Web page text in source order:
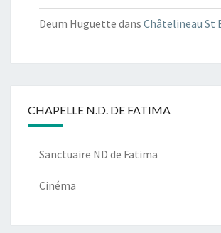
Deum Huguette dans Châtelineau St
CHAPELLE N.D. DE FATIMA
Sanctuaire ND de Fatima
Cinéma